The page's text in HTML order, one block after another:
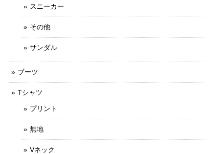
スニーカー
その他
サンダル
ブーツ
Tシャツ
プリント
無地
Vネック